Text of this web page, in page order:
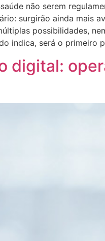
não serem
surgirão ainda mais
possibilidades,
indica, será o primeiro
digital: